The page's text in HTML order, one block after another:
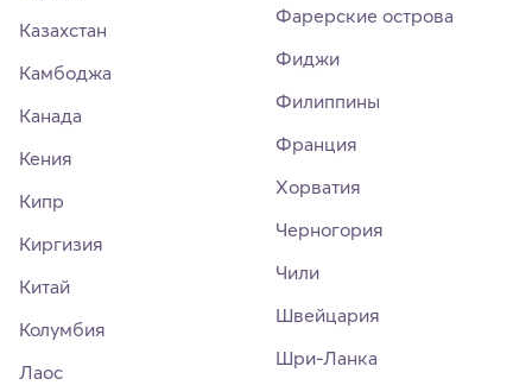
Казахстан
Камбоджа
Канада
Кения
Кипр
Киргизия
Китай
Колумбия
Лаос
Фарерские острова
Фиджи
Филиппины
Франция
Хорватия
Черногория
Чили
Швейцария
Шри-Ланка